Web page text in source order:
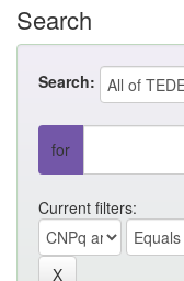
Search
Search:
for
Current filters: